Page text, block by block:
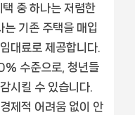
중 하나는 저렴한
는 기존 주택을 매입
대료로 제공합니다.
수준으로, 청년들
시킬 수 있습니다.
제적 어려움 없이 안